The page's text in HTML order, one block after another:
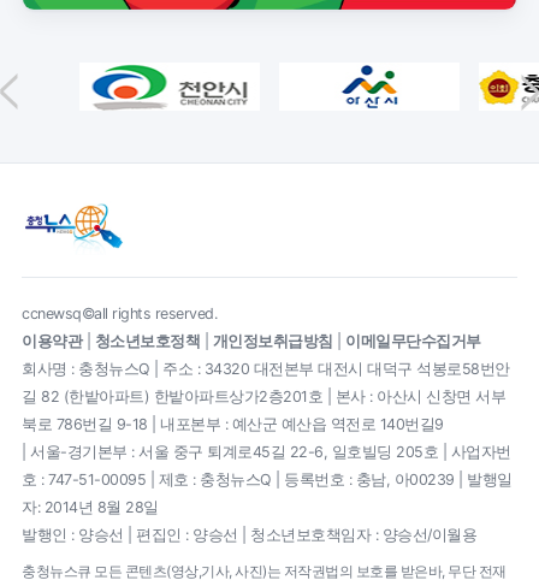
ccnewsq©all rights reserved.
이용약관| 청소년보호정책 개인정보취급방침
이메일무단수집거부
회사명 : 충청뉴스Q | 주소 : 34320 대전본부 대전시 대덕구 석봉로58번안
길 82 (한밭아파트) 한밭아파트상가2층201호 | 본사 : 아산시 신창면 서부
북로 786번길 9-18 | 내포본부 : 예산군 예산읍 역전로 140번길9
| 서울-경기본부 : 서울 중구 퇴계로45길 22-6, 일호빌딩 205호 | 사업자번
호 : 747-51-00095 | 제호 : 충청뉴스Q | 등록번호 : 충남, 아00239 | 발행일
자: 2014년 8월 28일
발행인 : 양승선 | 편집인 : 양승선 | 청소년보호책임자 : 양승선/이월용
충청뉴스큐 모든 콘텐츠(영상,기사, 사진)는 저작권법의 보호를 받은바, 무단 전재